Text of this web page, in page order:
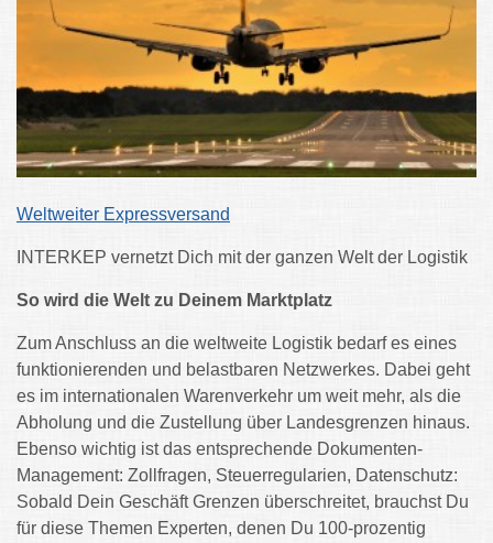
Weltweiter Expressversand
INTERKEP vernetzt Dich mit der ganzen Welt der Logistik
So wird die Welt zu Deinem Marktplatz
Zum Anschluss an die weltweite Logistik bedarf es eines
funktionierenden und belastbaren Netzwerkes. Dabei geht
es im internationalen Warenverkehr um weit mehr, als die
Abholung und die Zustellung über Landesgrenzen hinaus.
Ebenso wichtig ist das entsprechende Dokumenten-
Management: Zollfragen, Steuerregularien, Datenschutz:
Sobald Dein Geschäft Grenzen überschreitet, brauchst Du
für diese Themen Experten, denen Du 100-prozentig